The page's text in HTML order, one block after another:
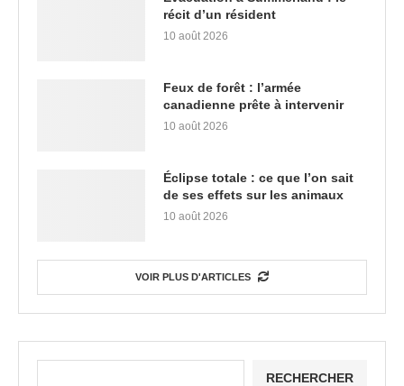
récit d’un résident
10 août 2026
Feux de forêt : l’armée
canadienne prête à intervenir
10 août 2026
Éclipse totale : ce que l’on sait
de ses effets sur les animaux
10 août 2026
VOIR PLUS D'ARTICLES
RECHERCHER